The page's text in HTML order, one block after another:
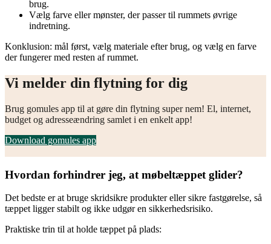
brug.
Vælg farve eller mønster, der passer til rummets øvrige
indretning.
Konklusion: mål først, vælg materiale efter brug, og vælg en farve
der fungerer med resten af rummet.
Vi melder din flytning for dig
Brug gomules app til at gøre din flytning super nem! El, internet,
budget og adresseændring samlet i en enkelt app!
Download gomules app
Hvordan forhindrer jeg, at møbeltæppet glider?
Det bedste er at bruge skridsikre produkter eller sikre fastgørelse, så
tæppet ligger stabilt og ikke udgør en sikkerhedsrisiko.
Praktiske trin til at holde tæppet på plads: